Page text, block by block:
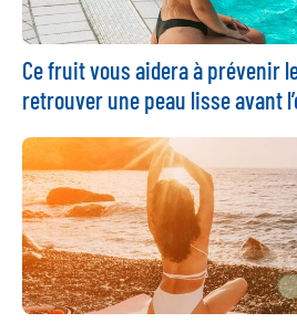
Ce fruit vous aidera à prévenir
retrouver une peau lisse avant